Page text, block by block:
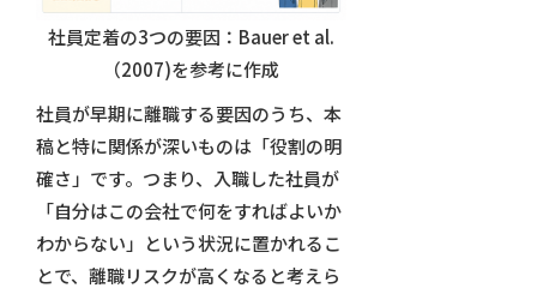
社員定着の3つの要因：Bauer et al.
（2007)を参考に作成
社員が早期に離職する要因のうち、本
稿と特に関係が深いものは「役割の明
確さ」です。つまり、入職した社員が
「自分はこの会社で何をすればよいか
わからない」という状況に置かれるこ
とで、離職リスクが高くなると考えら